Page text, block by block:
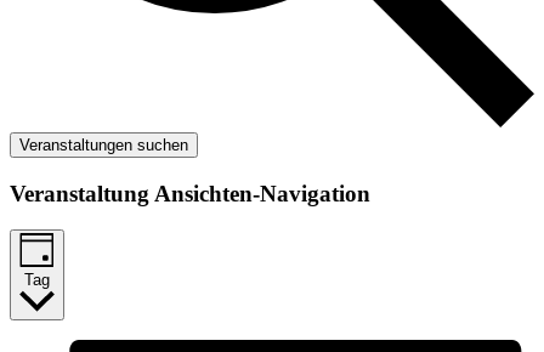
Veranstaltungen suchen
Veranstaltung Ansichten-Navigation
Tag